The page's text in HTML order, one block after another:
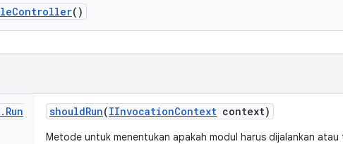
Controller()
. Run
shouldRun(IInvocationContext context)
Metode untuk menentukan apakah modul harus dijalankan atau